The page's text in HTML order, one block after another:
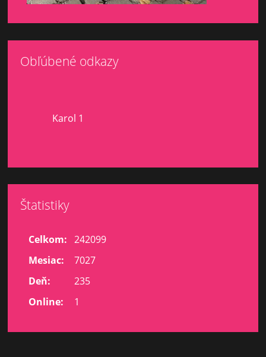
Obľúbené odkazy
Karol 1
Štatistiky
Online: 1
Celkom: 242099
Mesiac:
7027
Deň:
235